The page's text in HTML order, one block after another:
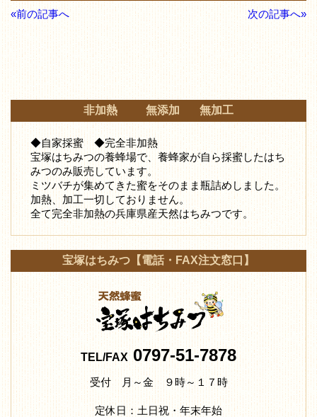
«前の記事へ 次の記事へ»
非加熱 無添加 無加工
◆自家採蜜 ◆完全非加熱
宝塚はちみつの養蜂場で、養蜂家が自ら採蜜したはち
みつのみ販売しています。
ミツバチが集めてきた蜜をそのまま瓶詰めしました。
加熱、加工一切しておりません。
全て完全非加熱の兵庫県産天然はちみつです。
宝塚はちみつ【電話・FAX注文窓口】
TEL/FAX0797-51-7878
受付 月～金 ９時～１７時
定休日：土日祝・年末年始